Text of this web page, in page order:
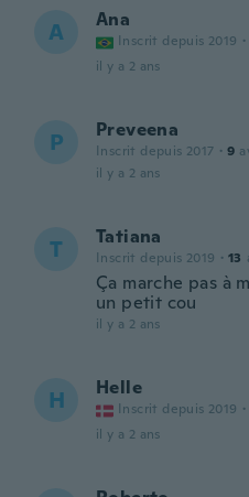
A Ana
Inscrit depuis 2019 ·
il y a 2 ans
P Preveena
Inscrit depuis 2017 · 9
il y a 2 ans
T Tatiana
Inscrit depuis 2019 · 13
Ça marche pas à
un petit cou
il y a 2 ans
H Helle
Inscrit depuis 2019 ·
il y a 2 ans